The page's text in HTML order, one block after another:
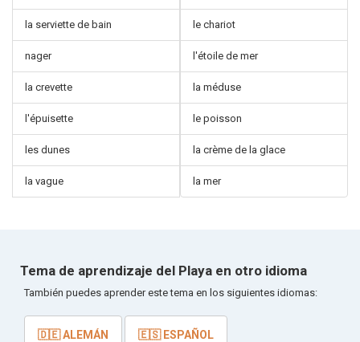
la serviette de bain le chariot
nager l'étoile de mer
la crevette la méduse
l'épuisette le poisson
les dunes la crème de la glace
la vague la mer
Tema de aprendizaje del Playa en otro idioma
También puedes aprender este tema en los siguientes idiomas:
🇩🇪 ALEMÁN 🇪🇸 ESPAÑOL